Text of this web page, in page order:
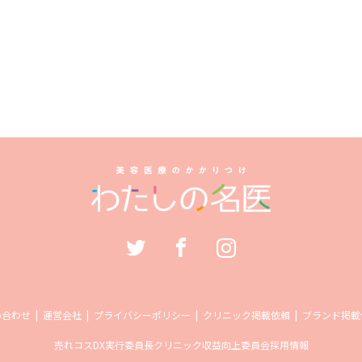
わせ 運営会社 プライバシーポリシー クリニック掲載依頼 ブランド掲
売れコスDX実行委員長クリニック収益向上委員会採用情報